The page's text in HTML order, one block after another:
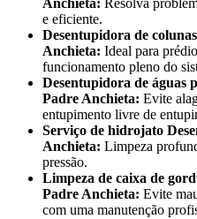
Anchieta: Resolva
e eficiente.
Desentupidora de
Anchieta: Ideal para
funcionamento pleno do
Desentupidora de águas
Padre Anchieta: Evite
entupimento livre de
Serviço de hidrojato
Anchieta: Limpeza
pressão.
Limpeza de caixa de
Padre Anchieta: Evite
com uma manutenção